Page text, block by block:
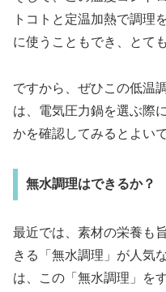
トコトと定温加熱で調理
に使うこともでき、とて
ですから、ぜひこの低温
は、電気圧力鍋を選ぶ際
かを確認してみるとよいで
無水調理はできるか？
最近では、素材の栄養も
きる「無水調理」が人気
は、この「無水調理」を